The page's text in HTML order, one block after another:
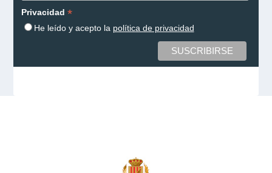
Privacidad *
He leído y acepto la política de privacidad